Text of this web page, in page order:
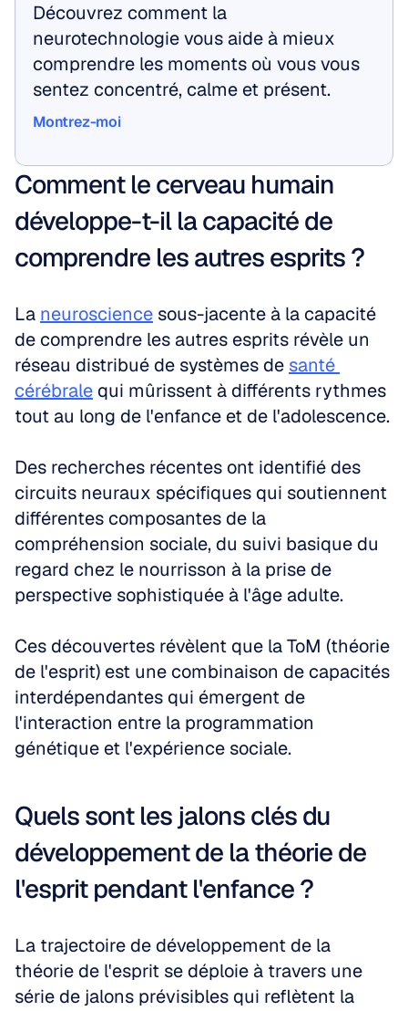
Découvrez comment la
neurotechnologie vous aide à mieux
comprendre les moments où vous vous
sentez concentré, calme et présent.
Montrez-moi
Comment le cerveau humain
développe-t-il la capacité de
comprendre les autres esprits ?
La neuroscience sous-jacente à la capacité
de comprendre les autres esprits révèle un
réseau distribué de systèmes de santé
cérébrale qui mûrissent à différents rythmes
Des recherches récentes ont identifié des
circuits neuraux spécifiques qui soutiennent
différentes composantes de la
compréhension sociale, du suivi basique du
regard chez le nourrisson à la prise de
perspective sophistiquée à l'âge adulte.
Ces découvertes révèlent que la ToM (théorie
de l'esprit) est une combinaison de capacités
interdépendantes qui émergent de
l'interaction entre la programmation
génétique et l'expérience sociale.
Quels sont les jalons clés du
développement de la théorie de
l'esprit pendant l'enfance ?
La trajectoire de développement de la
théorie de l'esprit se déploie à travers une
série de jalons prévisibles qui reflètent la